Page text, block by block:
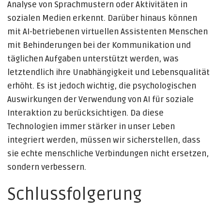
Analyse von Sprachmustern oder Aktivitäten in
sozialen Medien erkennt. Darüber hinaus können
mit AI-betriebenen virtuellen Assistenten Menschen
mit Behinderungen bei der Kommunikation und
täglichen Aufgaben unterstützt werden, was
letztendlich ihre Unabhängigkeit und Lebensqualität
erhöht. Es ist jedoch wichtig, die psychologischen
Auswirkungen der Verwendung von AI für soziale
Interaktion zu berücksichtigen. Da diese
Technologien immer stärker in unser Leben
integriert werden, müssen wir sicherstellen, dass
sie echte menschliche Verbindungen nicht ersetzen,
sondern verbessern.
Schlussfolgerung